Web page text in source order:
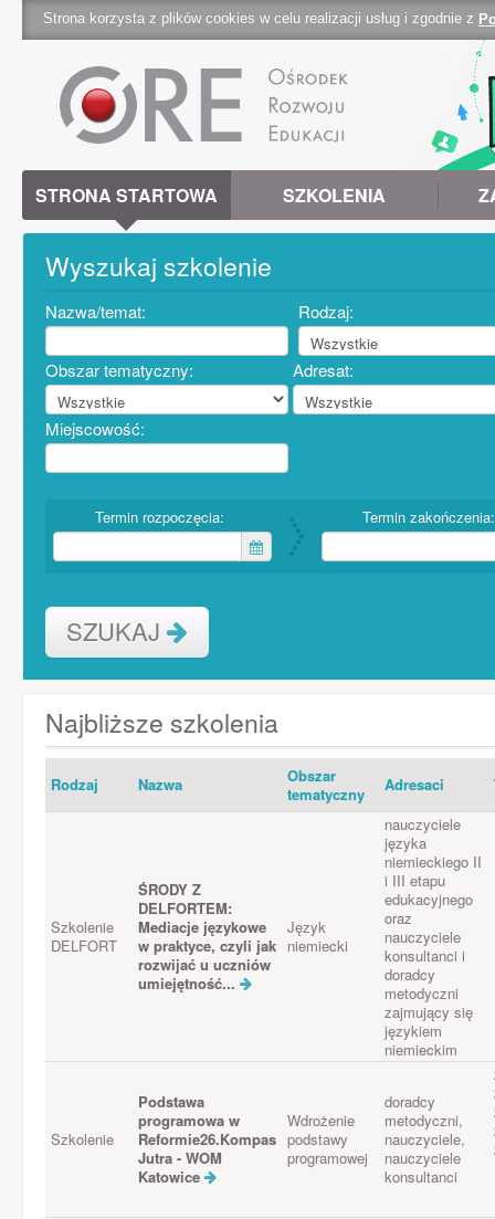
Strona korzysta z plików cookies w celu realizacji usług i zgodnie z
STRONA STARTOWA SZKOLENIA
Wyszukaj szkolenie
Nazwa/temat: Rodzaj:
Obszar tematyczny: Adresat:
Miejscowość:
Termin rozpoczęcia: Termin zakończenia:
SZUKAJ
Najbliższe szkolenia
Rodzaj Nazwa
Obszar
tematyczny
Adresaci
Szkolenie
DELFORT
ŚRODY Z
DELFORTEM:
Mediacje językowe
w praktyce, czyli jak
rozwijać u uczniów
umiejętność...
Język
niemiecki
nauczyciele
języka
niemieckiego II
i III etapu
edukacyjnego
oraz
nauczyciele
konsultanci i
doradcy
metodyczni
zajmujący się
językiem
niemieckim
Szkolenie
Podstawa
programowa w
Reformie26.Kompas
Jutra - WOM
Katowice
Wdrożenie
podstawy
programowej
doradcy
metodyczni,
nauczyciele,
nauczyciele
konsultanci